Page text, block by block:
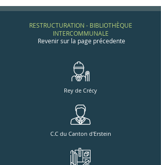
RESTRUCTURATION - BIBLIOTHÈQUE
INTERCOMMUNALE
Revenir sur la page précedente
Rey de Crécy
C.C du Canton d'Erstein